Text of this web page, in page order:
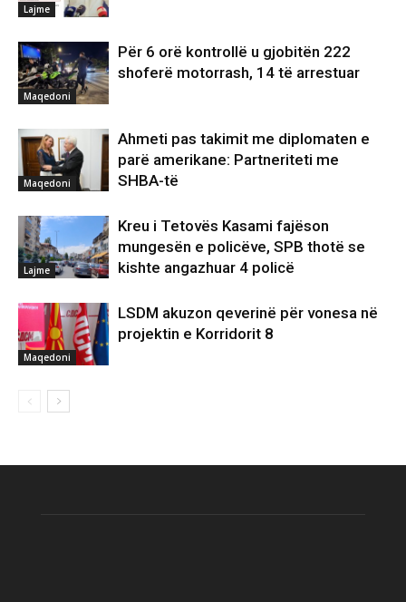
Lajme
Maqedoni
Për 6 orë kontrollë u gjobitën 222
shoferë motorrash, 14 të arrestuar
Maqedoni
Ahmeti pas takimit me diplomaten e
parë amerikane: Partneriteti me
SHBA-të
Lajme
Kreu i Tetovës Kasami fajëson
mungesën e policëve, SPB thotë se
kishte angazhuar 4 policë
Maqedoni
LSDM akuzon qeverinë për vonesa në
projektin e Korridorit 8